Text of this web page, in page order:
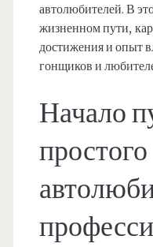
автолюбителей. В
жизненном пути,
достижения и опыт
гонщиков и
Начало
простого